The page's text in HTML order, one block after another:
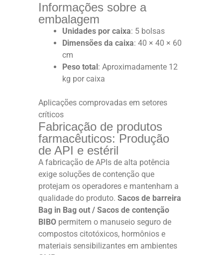
Informações sobre a
embalagem
Unidades por caixa: 5 bolsas
Dimensões da caixa: 40 × 40 × 60
cm
Peso total : Aproximadamente 12
kg por caixa
Aplicações comprovadas em setores
críticos
Fabricação de produtos
farmacêuticos: Produção
de API e estéril
A fabricação de APIs de alta potência
exige soluções de contenção que
protejam os operadores e mantenham a
qualidade do produto.Sacos de barreira
Bag in Bag out / Sacos de contenção
BIBO permitem o manuseio seguro de
compostos citotóxicos, hormônios e
materiais sensibilizantes em ambientes